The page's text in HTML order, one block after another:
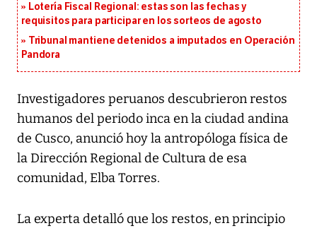
Lotería Fiscal Regional: estas son las fechas y
requisitos para participar en los sorteos de agosto
Tribunal mantiene detenidos a imputados en Operación
Pandora
Investigadores peruanos descubrieron restos
humanos del periodo inca en la ciudad andina
de Cusco, anunció hoy la antropóloga física de
la Dirección Regional de Cultura de esa
comunidad, Elba Torres.
La experta detalló que los restos, en principio